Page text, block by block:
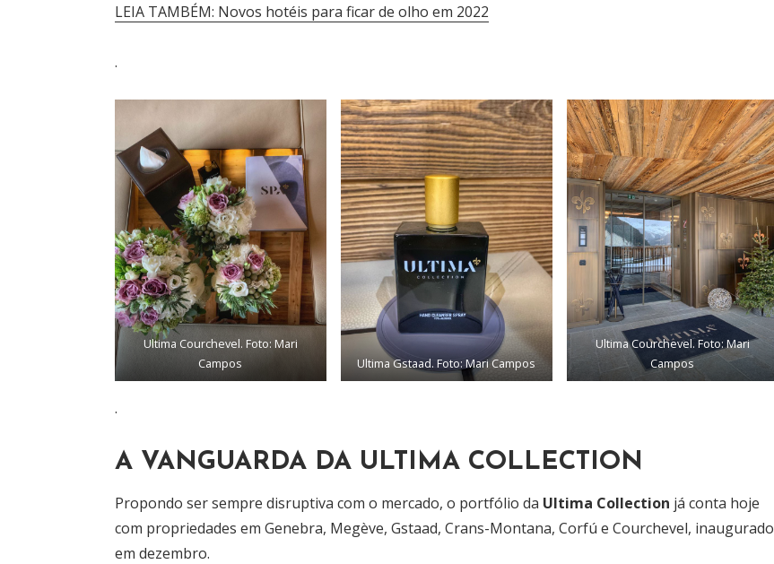
LEIA TAMBÉM: Novos hotéis para ficar de olho em 2022
.
Ultima Courchevel. Foto: Mari
Campos
Ultima Gstaad. Foto: Mari Campos
Ultima Courchevel. Foto: Mari
Campos
.
A VANGUARDA DA ULTIMA COLLECTION
Propondo ser sempre disruptiva com o mercado, o portfólio da Ultima Collection já conta hoje
com propriedades em Genebra, Megève, Gstaad, Crans-Montana, Corfú e Courchevel, inaugurado
em dezembro.